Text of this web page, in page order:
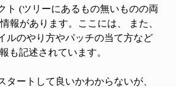
ト (ツリーにあるもの無いものの両
報があります。ここには、 また、
ルのやり方やパッチの当て方など
も記述されています。
タートして良いかわからないが、